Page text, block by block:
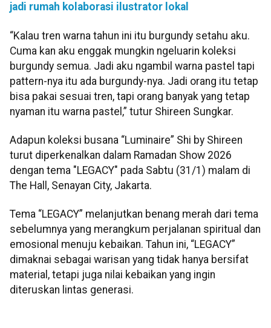
jadi rumah kolaborasi ilustrator lokal
“Kalau tren warna tahun ini itu burgundy setahu aku.
Cuma kan aku enggak mungkin ngeluarin koleksi
burgundy semua. Jadi aku ngambil warna pastel tapi
pattern-nya itu ada burgundy-nya. Jadi orang itu tetap
bisa pakai sesuai tren, tapi orang banyak yang tetap
nyaman itu warna pastel,” tutur Shireen Sungkar.
Adapun koleksi busana “Luminaire” Shi by Shireen
turut diperkenalkan dalam Ramadan Show 2026
dengan tema "LEGACY" pada Sabtu (31/1) malam di
The Hall, Senayan City, Jakarta.
Tema “LEGACY” melanjutkan benang merah dari tema
sebelumnya yang merangkum perjalanan spiritual dan
emosional menuju kebaikan. Tahun ini, “LEGACY”
dimaknai sebagai warisan yang tidak hanya bersifat
material, tetapi juga nilai kebaikan yang ingin
diteruskan lintas generasi.